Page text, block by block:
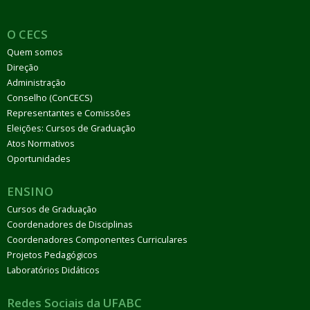
O CECS
Quem somos
Direção
Administração
Conselho (ConCECS)
Representantes e Comissões
Eleições: Cursos de Graduação
Atos Normativos
Oportunidades
ENSINO
Cursos de Graduação
Coordenadores de Disciplinas
Coordenadores Componentes Curriculares
Projetos Pedagógicos
Laboratórios Didáticos
Redes Sociais da UFABC